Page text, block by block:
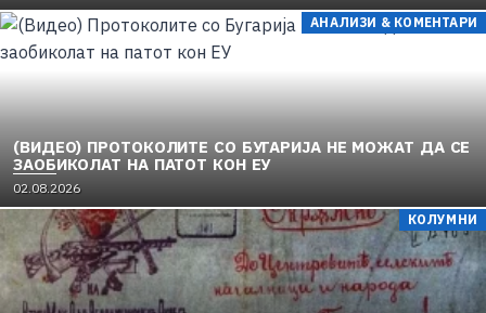
АНАЛИЗИ & КОМЕНТАРИ
(ВИДЕО) ПРОТОКОЛИТЕ СО БУГАРИЈА НЕ МОЖАТ ДА СЕ
ЗАОБИКОЛАТ НА ПАТОТ КОН ЕУ
02.08.2026
КОЛУМНИ